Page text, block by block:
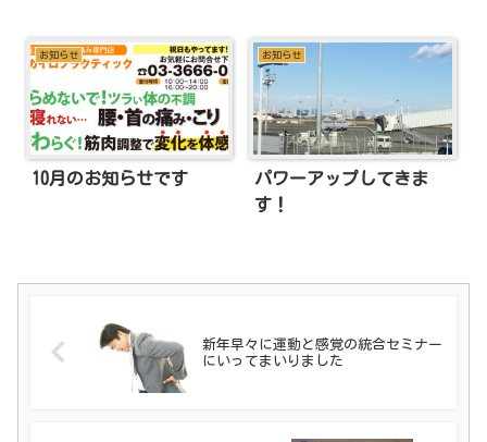
お知らせ
10月のお知らせです
お知らせ
パワーアップしてきま
す！
新年早々に運動と感覚の統合セミナー
にいってまいりました